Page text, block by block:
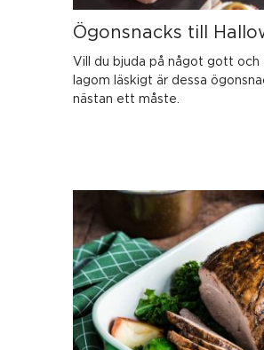
Ögonsnacks till
Vill du bjuda på något gott
lagom läskigt är dessa
nästan ett måste.